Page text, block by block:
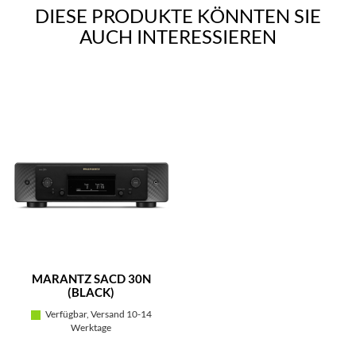
DIESE PRODUKTE KÖNNTEN SIE
AUCH INTERESSIEREN
MARANTZ SACD 30N
(BLACK)
Verfügbar, Versand 10-14
Werktage